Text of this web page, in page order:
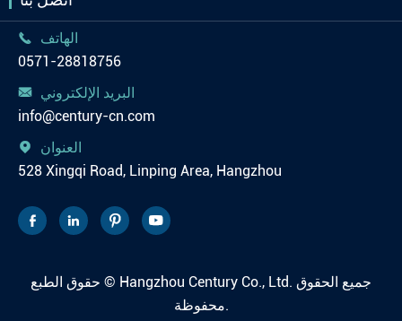

الهاتف
0571-28818756

البريد الإلكتروني
info@century-cn.com

العنوان
528 Xingqi Road, Linping Area, Hangzhou
   
حقوق الطبع © Hangzhou Century Co., Ltd.
محفوظة.